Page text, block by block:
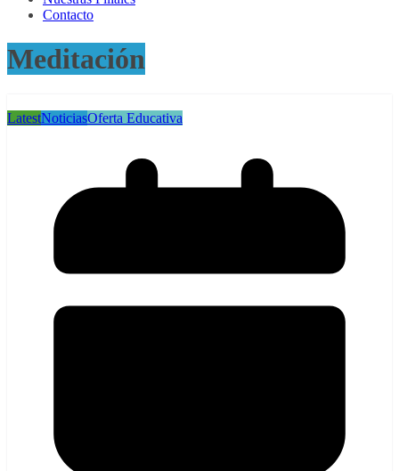
Contacto
Meditación
LatestNoticiasOferta Educativa